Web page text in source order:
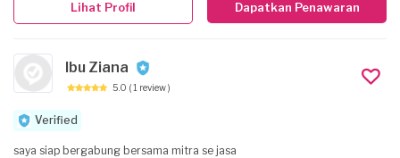
Dapatkan Penawaran
Lihat Profil
Ibu Ziana
5.0 ( 1 review )
Verified
saya siap bergabung bersama mitra se jasa